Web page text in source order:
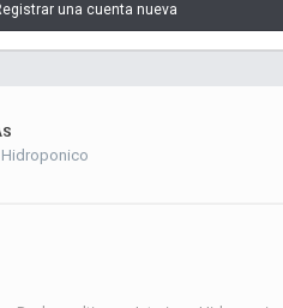
una cuenta nueva
Hidroponico